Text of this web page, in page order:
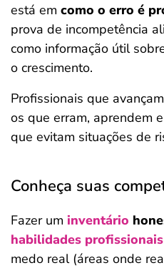
está em como o erro é
prova de incompetência
como informação útil
o crescimento.
Profissionais que
os que erram, aprendem
que evitam situações de
Conheça suas
Fazer um inventário
habilidades profissionais
medo real (áreas onde